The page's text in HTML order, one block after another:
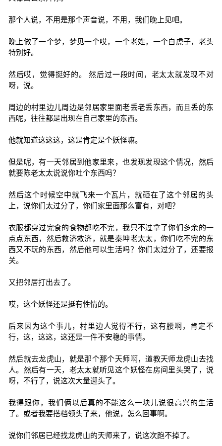
那个人说，不用是那个声音说，不用，我们晚上见吧。
晚上做了一个梦，梦见一个哎，一个老姓，一个白虎子，老头
特别好。
然后哎，觉得挺好的。 然后过一段时间，老太太就发现不对
呀，说。
周边的村里边儿周边是邻居家里面老丢老丢东西，而且丢的东
西呢，往往都是出现在自己家里的东西。
他就知道这这这，这是肯定是个妖怪嘛。
但是呢，有一天邻居到他家里来，也发现发现这个情况，然后
就要陈老太太说说你吐个东西吗？
然后这个时候空中就飞来一个瓦片，就砸在了这个邻居的头
上，说你们太过分了，你们家里面那么富有，对吧？
衣服都穿过完食的食物都吃不完，我只不过拿了你们多余的一
点点东西，然后救济救济，就是秦坤老太太，你们吃不完的东
西又不玩的东西，然后他可以生活吗？你们太过分了，还要报
关。
又把邻居打出去了。
哎，这个妖怪还是挺有性情的。
后来因为这个事儿，村里边人觉得不行，这有腰啊，肯定不
行，这，这这，这还是一件不安稳的事情。
然后就去龙虎山，就是那个那个天师啊，道教天师龙虎山去找
人。然后有一天，老太太就听见这个妖怪在房间里头哭了，说
呀，不行了，说这次大量迎头了。
我得跟你，我们俩以后真的不能这么一块儿说很高兴的生活
了。或者我要搭档领头了来，他说，怎么回事啊。
说你们邻居已经找龙虎山的天师来了，说这次跑不掉了。